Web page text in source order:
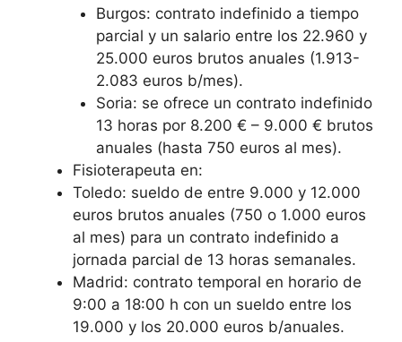
Burgos: contrato indefinido a tiempo
parcial y un salario entre los 22.960 y
25.000 euros brutos anuales (1.913-
2.083 euros b/mes).
Soria: se ofrece un contrato indefinido
13 horas por 8.200 € – 9.000 € brutos
anuales (hasta 750 euros al mes).
Fisioterapeuta en:
Toledo: sueldo de entre 9.000 y 12.000
euros brutos anuales (750 o 1.000 euros
al mes) para un contrato indefinido a
jornada parcial de 13 horas semanales.
Madrid: contrato temporal en horario de
9:00 a 18:00 h con un sueldo entre los
19.000 y los 20.000 euros b/anuales.